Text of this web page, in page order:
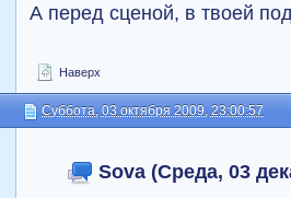
А перед сценой, в твоей
Наверх
Суббота, 03 октября 2009, 23:00:57
Sova (Среда, 03